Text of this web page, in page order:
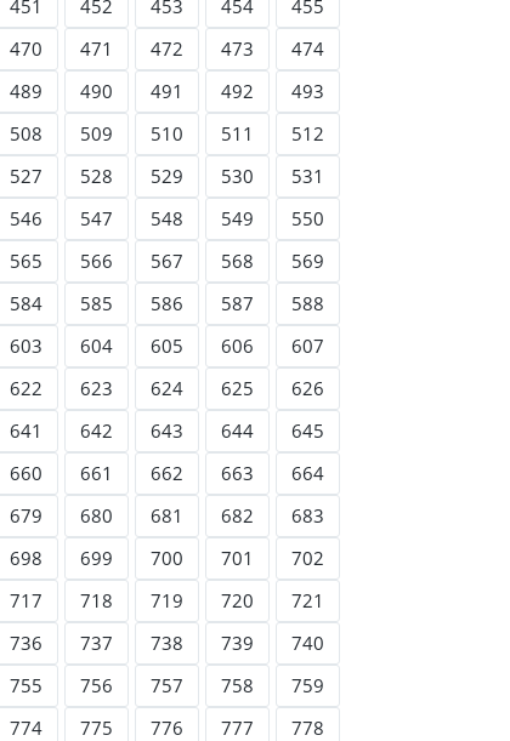
451 452 453 454
455
470 471 472 473
474
489 490 491 492
493
508 509 510 511
512
527 528 529 530
531
546 547 548 549
550
565 566 567 568
569
584 585 586 587
588
603 604 605 606
607
622 623 624 625
626
641 642 643 644
645
660 661 662 663
664
679 680 681 682
683
698 699 700 701
702
717 718 719 720
721
736 737 738 739
740
755 756 757 758
759
774 775 776 777
778